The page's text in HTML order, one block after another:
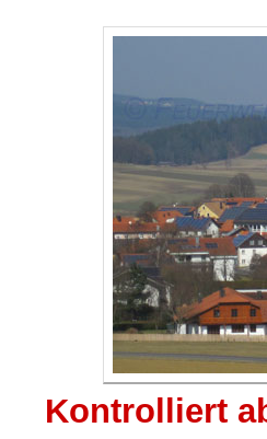
Kontrolliert